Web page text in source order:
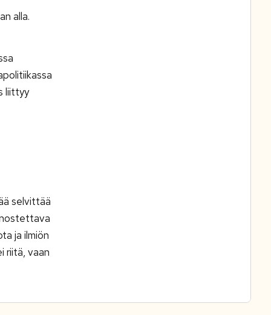
alla.
liittyy
selvittää
nostettava
ja ilmiön
riitä, vaan